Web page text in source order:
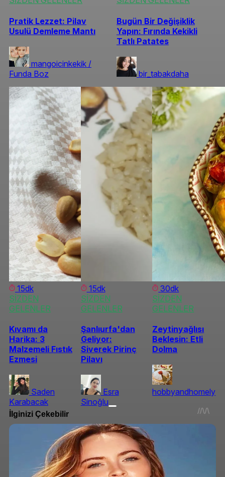
Pratik Lezzet: Pilav
Usulü Demleme Mantı
mangoicinkekik /
Funda Boz
Bugün Bir Değişiklik
Yapın: Fırında Kekikli
Tatlı Patates
bir_tabakdaha
15dk
SİZDEN
GELENLER
Kıvamı da
Harika: 3
Malzemeli Fıstık
Ezmesi
Saden
Karabacak
15dk
SİZDEN
GELENLER
Şanlıurfa'dan
Geliyor:
Siverek Pirinç
Pilavı
Esra
Sinoğlu
30dk
SİZDEN
GELENLER
Zeytinyağlısı
Beklesin: Etli
Dolma
hobbyandhomely